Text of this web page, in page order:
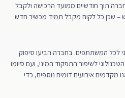
תוך חודשיים ממועד הרכישה ולקבל
– שכן כל לקוח מקבל תמיד מכשיר חדש.
לכל המשתתפים. בחברה הביעו סיפוק
לשיפור התפקוד המיני, ועם סיומו
אירועים דומים נוספים, כדי